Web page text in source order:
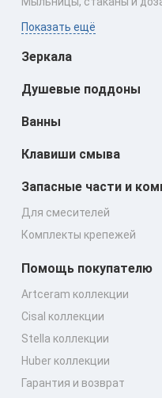
Показать ещё
Зеркала
Душевые поддоны
Ванны
Клавиши смыва
Запасные части и
Для смесителей
Комплекты крепежей
Помощь покупателю
Artceram коллекции
Cisal коллекции
Stella коллекции
Huber коллекции
Гарантия и возврат